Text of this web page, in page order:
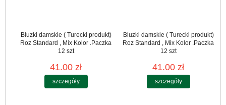
Bluzki damskie ( Turecki produkt)
Roz Standard , Mix Kolor .Paczka
12 szt
41.00 zł
szczegóły
Bluzki damskie ( Turecki produkt)
Roz Standard , Mix Kolor .Paczka
12 szt
41.00 zł
szczegóły